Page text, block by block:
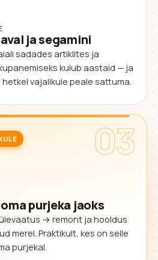
ja segamini
sadades artiklites ja
kulub aastaid — ja
vajalikule peale sattuma.
03
purjeka jaoks
→ remont ja hooldus
merel. Praktikult, kes on selle
purjekal.